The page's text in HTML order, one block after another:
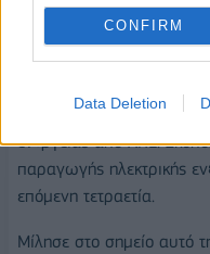
CONFIRM
Data Deletion
Ακολούθως ανέπτυξε τη
υπογραμμίζοντας ότι η
είμαστε
ενέργειας από ΑΠΕ.
παραγωγής ηλεκτρικής
επόμενη τετραετία.
Μίλησε στο σημείο αυτό